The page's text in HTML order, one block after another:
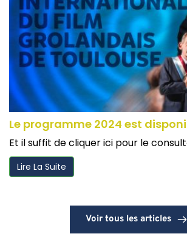
Le programme 2024 est
Et il suffit de cliquer ici pour le
Lire La Suite
Voir tous les articles